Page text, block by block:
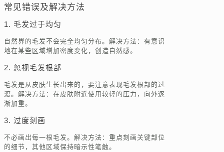
常见错误及解决方法
1. 毛发过于均匀
自然界的毛发不会完全均匀分布。解决方法：有意识
地在某些区域增加密度变化，创造自然感。
2. 忽视毛发根部
毛发是从皮肤生长出来的，要注意表现毛发根部的过
渡。解决方法：在皮肤附近使用较轻的压力，向外逐
渐加重。
3. 过度刻画
不必画出每一根毛发。解决方法：重点刻画关键部位
的细节，其他区域保持暗示性笔触。